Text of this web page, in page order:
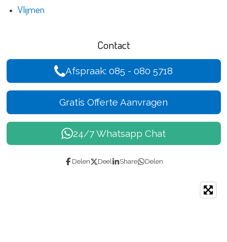
Vlijmen
Contact
Afspraak: 085 - 080 5718
Gratis Offerte Aanvragen
24/7 Whatsapp Chat
Delen Deel Share Delen